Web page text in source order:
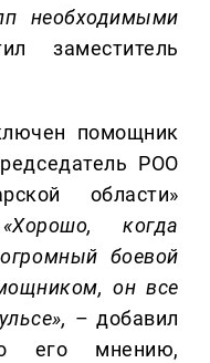
необходимыми
заместитель
помощник
РОО
области»
«Хорошо, когда
боевой
он все
– добавил
его мнению,